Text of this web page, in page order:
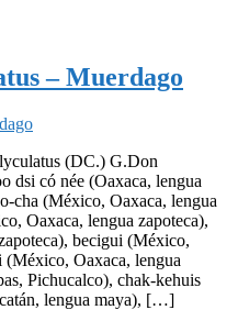
– Muerdago
(DC.) G.Don
dsi có née (Oaxaca, lengua
cha (México, Oaxaca, lengua
Oaxaca, lengua zapoteca),
becigui (México,
(México, Oaxaca, lengua
Pichucalco), chak-kehuis
lengua maya), […]